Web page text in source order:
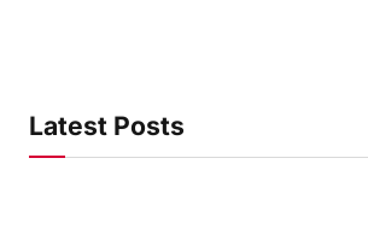
Latest Posts